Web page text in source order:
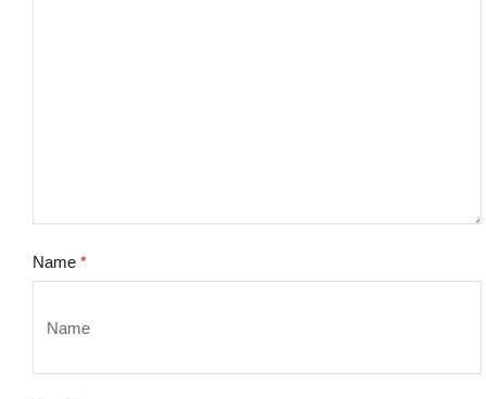
Name *